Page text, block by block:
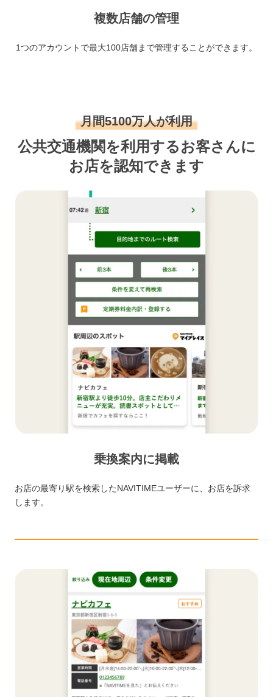
複数店舗の管理
1つのアカウントで最大100店舗まで管理することができます。
月間5100万人が利用
公共交通機関を利用するお客さんに
お店を認知できます
乗換案内に掲載
お店の最寄り駅を検索したNAVITIMEユーザーに、お店を訴求
します。